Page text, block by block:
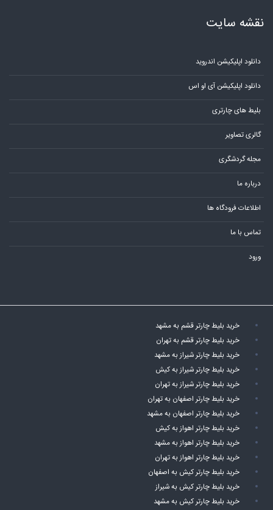
نقشه سایت
دانلود اپلیکیشن اندروید
دانلود اپلیکیشن آی او اس
بلیط های چارتری
گالری تصاویر
مجله گردشگری
درباره ما
اطلاعات فرودگاه ها
تماس با ما
ورود
خرید بلیط چارتر قشم به مشهد
خرید بلیط چارتر قشم به تهران
خرید بلیط چارتر شیراز به مشهد
خرید بلیط چارتر شیراز به کیش
خرید بلیط چارتر شیراز به تهران
خرید بلیط چارتر اصفهان به تهران
خرید بلیط چارتر اصفهان به مشهد
خرید بلیط چارتر اهواز به کیش
خرید بلیط چارتر اهواز به مشهد
خرید بلیط چارتر اهواز به تهران
خرید بلیط چارتر کیش به اصفهان
خرید بلیط چارتر کیش به شیراز
خرید بلیط چارتر کیش به مشهد